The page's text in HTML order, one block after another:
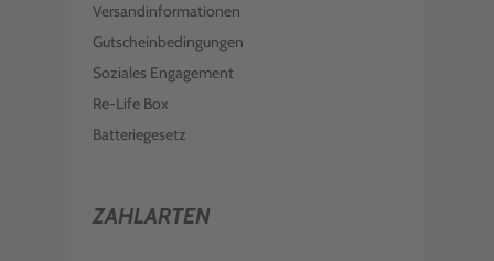
Versandinformationen
Gutscheinbedingungen
Soziales Engagement
Re-Life Box
Batteriegesetz
ZAHLARTEN